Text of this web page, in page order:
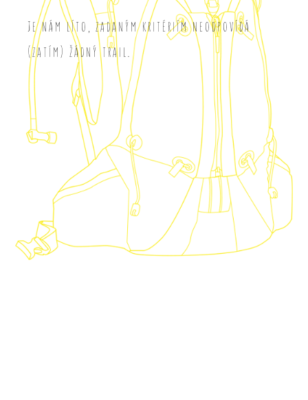
Je nám líto, zadaným kritériím neodpovídá
(zatím) žádný trail.